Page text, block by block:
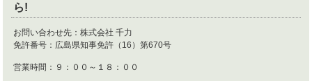
ら!
お問い合わせ先： 株式会社 千力
免許番号： 広島県知事免許（16）第670号
営業時間： ９：００～１８：００